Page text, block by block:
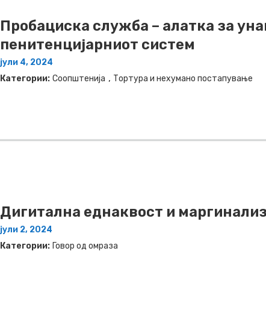
Пробациска служба – алатка за
пенитенцијарниот систем
јули 4, 2024
Категории: Соопштенија , Тортура и нехумано постапување
Дигитална еднаквост и
јули 2, 2024
Категории: Говор од омраза